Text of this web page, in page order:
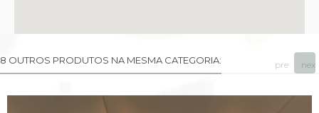
8 OUTROS PRODUTOS NA MESMA CATEGORIA: prev next